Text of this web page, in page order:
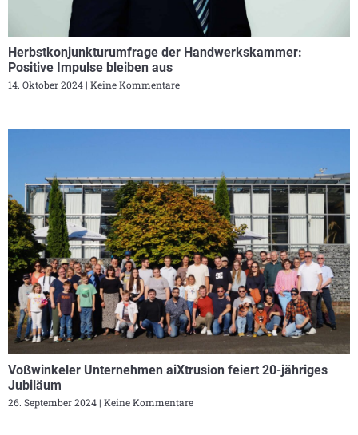
Herbstkonjunkturumfrage der Handwerkskammer:
Positive Impulse bleiben aus
14. Oktober 2024 Keine Kommentare
Voßwinkeler Unternehmen aiXtrusion feiert 20-jähriges
Jubiläum
26. September 2024 Keine Kommentare